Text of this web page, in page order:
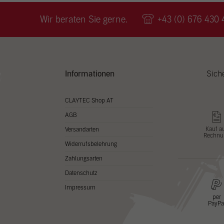
Wir beraten Sie gerne. +43 (0) 676 430
Informationen
CLAYTEC Shop AT
AGB
Versandarten
Widerrufsbelehrung
Zahlungsarten
Datenschutz
Impressum
Kauf
per
PayPal
zu